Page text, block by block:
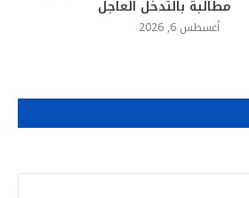
مطالبة بالتدخل العاجل
أغسطس 6, 2026